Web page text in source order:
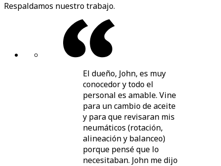
Respaldamos nuestro trabajo.
El dueño, John, es muy
conocedor y todo el
personal es amable. Vine
para un cambio de aceite
y para que revisaran mis
neumáticos (rotación,
alineación y balanceo)
porque pensé que lo
necesitaban. John me dijo